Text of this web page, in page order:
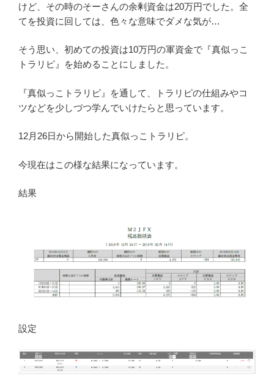
けど、その時のそーさんの余剰資金は20万円でした。全
てを投資に回しては、色々な意味でダメな気が…
そう思い、初めての投資は10万円の軍資金で『真似っこ
トラリピ』を始めることにしました。
『真似っこトラリピ』を通して、トラリピの仕組みやコ
ツなどを少しづつ学んでいけたらと思っています。
12月26日から開始した真似っこトラリピ。
今現在はこの様な結果になっています。
結果
設定